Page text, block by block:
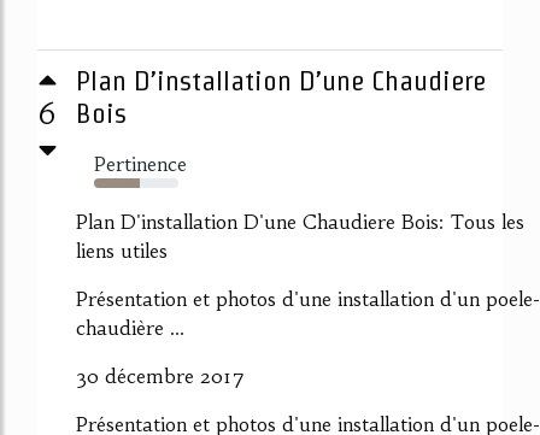
6
Plan D’installation D’une Chaudiere
Bois
Pertinence
54%
Plan D'installation D'une Chaudiere Bois: Tous les
liens utiles
Présentation et photos d'une installation d'un poele-
chaudière ...
30 décembre 2017
Présentation et photos d'une installation d'un poele-